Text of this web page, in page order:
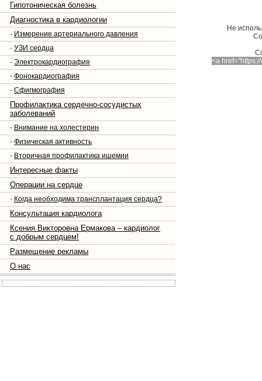
Гипотоническая болезнь
Диагностика в кардиологии
- Измерение артериального давления
- УЗИ сердца
- Электрокардиография
- Фонокардиография
- Сфигмография
Профилактика сердечно-сосудистых
заболеваний
- Внимание на холестерин
- Физическая активность
- Вторичная профилактика ишемии
Интересные факты
Операции на сердце
- Когда необходима трансплантация сердца?
Консультация кардиолога
Ксения Викторовна Ермакова – кардиолог
с добрым сердцем!
Размещение рекламы
О нас
Не
<a